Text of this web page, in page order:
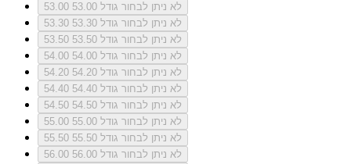
53.00
לא ניתן לבחור גודל 53.00
53.30
לא ניתן לבחור גודל 53.30
53.50
לא ניתן לבחור גודל 53.50
54.00
לא ניתן לבחור גודל 54.00
54.20
לא ניתן לבחור גודל 54.20
54.40
לא ניתן לבחור גודל 54.40
54.50
לא ניתן לבחור גודל 54.50
55.00
לא ניתן לבחור גודל 55.00
55.50
לא ניתן לבחור גודל 55.50
56.00
לא ניתן לבחור גודל 56.00